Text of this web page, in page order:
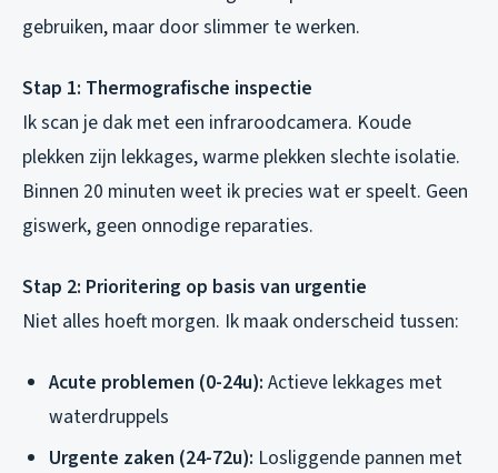
gebruiken, maar door slimmer te werken.
Stap 1: Thermografische inspectie
Ik scan je dak met een infraroodcamera. Koude
plekken zijn lekkages, warme plekken slechte isolatie.
Binnen 20 minuten weet ik precies wat er speelt. Geen
giswerk, geen onnodige reparaties.
Stap 2: Prioritering op basis van urgentie
Niet alles hoeft morgen. Ik maak onderscheid tussen:
Acute problemen (0-24u): Actieve lekkages met
waterdruppels
Urgente zaken (24-72u): Losliggende pannen met